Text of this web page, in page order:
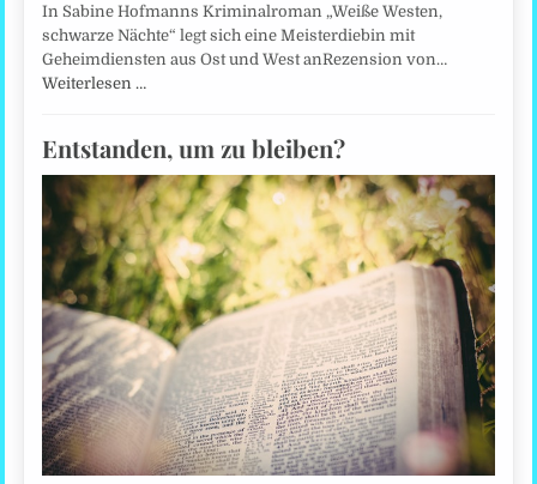
In Sabine Hofmanns Kriminalroman „Weiße Westen,
schwarze Nächte“ legt sich eine Meisterdiebin mit
Geheimdiensten aus Ost und West anRezension von…
Weiterlesen …
Entstanden, um zu bleiben?